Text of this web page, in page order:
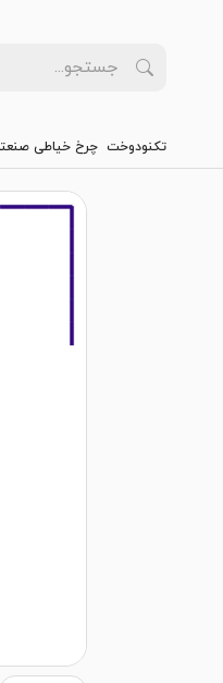
تکنودوخت چرخ خیاطی